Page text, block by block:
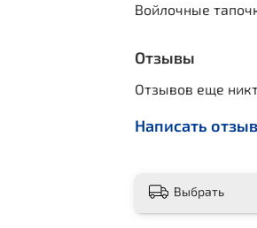
Войлочные
Отзывы
Отзывов еще
Написать отзыв
Выбрать